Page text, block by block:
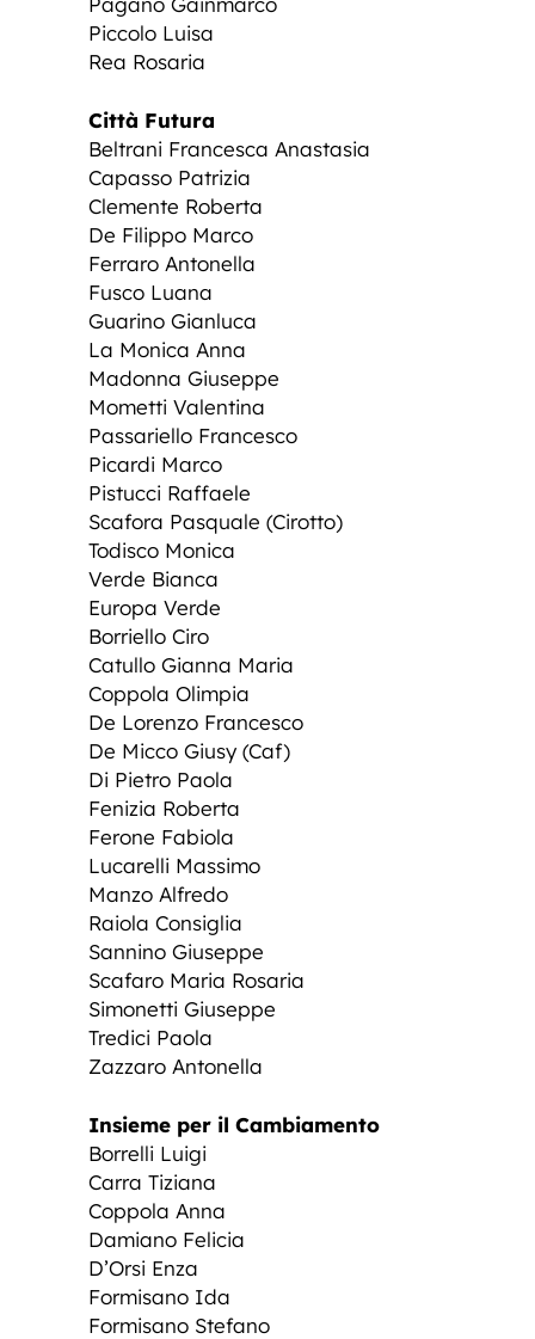
Piccolo Luisa
Rea Rosaria
Città Futura
Beltrani Francesca Anastasia
Capasso Patrizia
Clemente Roberta
De Filippo Marco
Ferraro Antonella
Fusco Luana
Guarino Gianluca
La Monica Anna
Madonna Giuseppe
Mometti Valentina
Passariello Francesco
Picardi Marco
Pistucci Raffaele
Scafora Pasquale (Cirotto)
Todisco Monica
Verde Bianca
Europa Verde
Borriello Ciro
Catullo Gianna Maria
Coppola Olimpia
De Lorenzo Francesco
De Micco Giusy (Caf)
Di Pietro Paola
Fenizia Roberta
Ferone Fabiola
Lucarelli Massimo
Manzo Alfredo
Raiola Consiglia
Sannino Giuseppe
Scafaro Maria Rosaria
Simonetti Giuseppe
Tredici Paola
Zazzaro Antonella
Insieme per il Cambiamento
Borrelli Luigi
Carra Tiziana
Coppola Anna
Damiano Felicia
D’Orsi Enza
Formisano Ida
Formisano Stefano